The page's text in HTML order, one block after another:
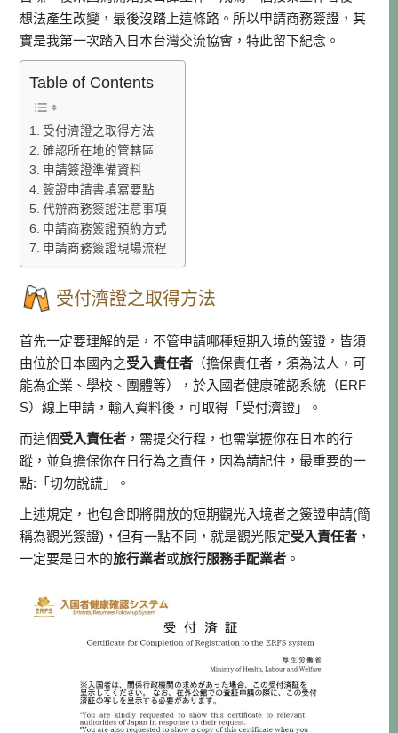
想法產生改變，最後沒踏上這條路。所以申請商務簽證，其
實是我第一次踏入日本台灣交流協會，特此留下紀念。
Table of Contents
受付濟證之取得方法
確認所在地的管轄區
申請簽證準備資料
簽證申請書填寫要點
代辦商務簽證注意事項
申請商務簽證預約方式
申請商務簽證現場流程
受付濟證之取得方法
首先一定要理解的是，不管申請哪種短期入境的簽證，皆須
由位於日本國內之受入責任者 （擔保責任者，須為法人，可
能為企業、學校、團體等），於入國者健康確認系統（ERF
S）線上申請，輸入資料後，可取得「受付濟證」。
而這個受入責任者 ，需提交行程，也需掌握你在日本的行
蹤，並負擔保你在日行為之責任，因為請記住，最重要的一
點:「切勿說謊」。
上述規定，也包含即將開放的短期觀光入境者之簽證申請(簡
稱為觀光簽證)，但有一點不同，就是觀光限定受入責任者 ，
一定要是日本的旅行業者或旅行服務手配業者 。